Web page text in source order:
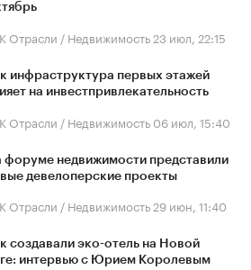
Отрасли / Недвижимость 23 июл, 22:15
инфраструктура первых этажей
на инвестпривлекательность
Отрасли / Недвижимость 06 июл, 15:40
форуме недвижимости представили
девелоперские проекты
Отрасли / Недвижимость 29 июн, 11:40
создавали эко-отель на Новой
интервью с Юрием Королевым